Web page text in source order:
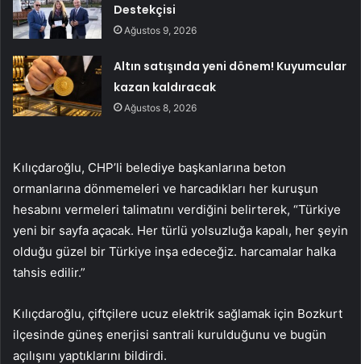
Destekçisi
Ağustos 9, 2026
Altın satışında yeni dönem! Kuyumcular
kazan kaldıracak
Ağustos 8, 2026
Kılıçdaroğlu, CHP’li belediye başkanlarına beton
ormanlarına dönmemeleri ve harcadıkları her kuruşun
hesabını vermeleri talimatını verdiğini belirterek, “Türkiye
yeni bir sayfa açacak. Her türlü yolsuzluğa kapalı, her şeyin
olduğu güzel bir Türkiye inşa edeceğiz. harcamalar halka
tahsis edilir.”
Kılıçdaroğlu, çiftçilere ucuz elektrik sağlamak için Bozkurt
ilçesinde güneş enerjisi santrali kurulduğunu ve bugün
açılışını yaptıklarını bildirdi.